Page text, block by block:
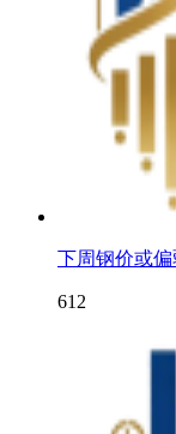
下周钢价或
612